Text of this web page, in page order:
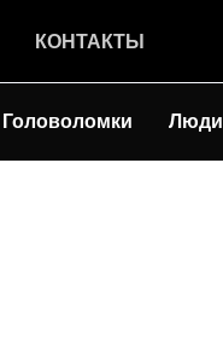
КОНТАКТЫ
Головоломки Люди